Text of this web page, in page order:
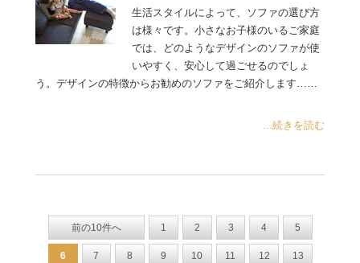
生活スタイルによって、ソファの選び方
は様々です。小さなお子様のいるご家庭
では、どのようなデザインのソファが使
いやすく、安心して過ごせるのでしょ
う。デザインの特徴からお勧めのソファをご紹介します……
...続きを読む
前の10件へ 1 2 3 4 5
6 7 8 9 10 11 12 13